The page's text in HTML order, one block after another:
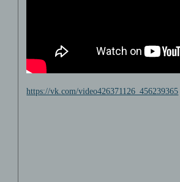
https://vk.com/video426371126_456239365